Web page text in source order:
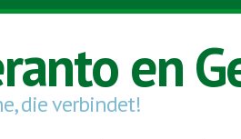
en
die verbindet!